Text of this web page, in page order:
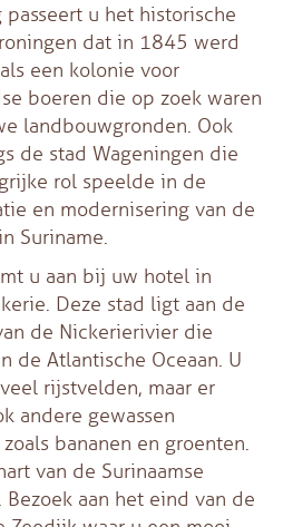
passeert u het historische
dat in 1845 werd
een kolonie voor
boeren die op zoek waren
landbouwgronden. Ook
de stad Wageningen die
rol speelde in de
en modernisering van de
Suriname.
u aan bij uw hotel in
Deze stad ligt aan de
de Nickerierivier die
de Atlantische Oceaan. U
rijstvelden, maar er
andere gewassen
bananen en groenten.
van de Surinaamse
Bezoek aan het eind van de